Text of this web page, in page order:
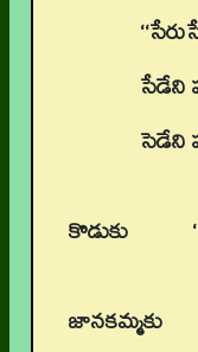
సేడేని
సెడేని
కొడుకు
ఈ
జానకమ్మకు